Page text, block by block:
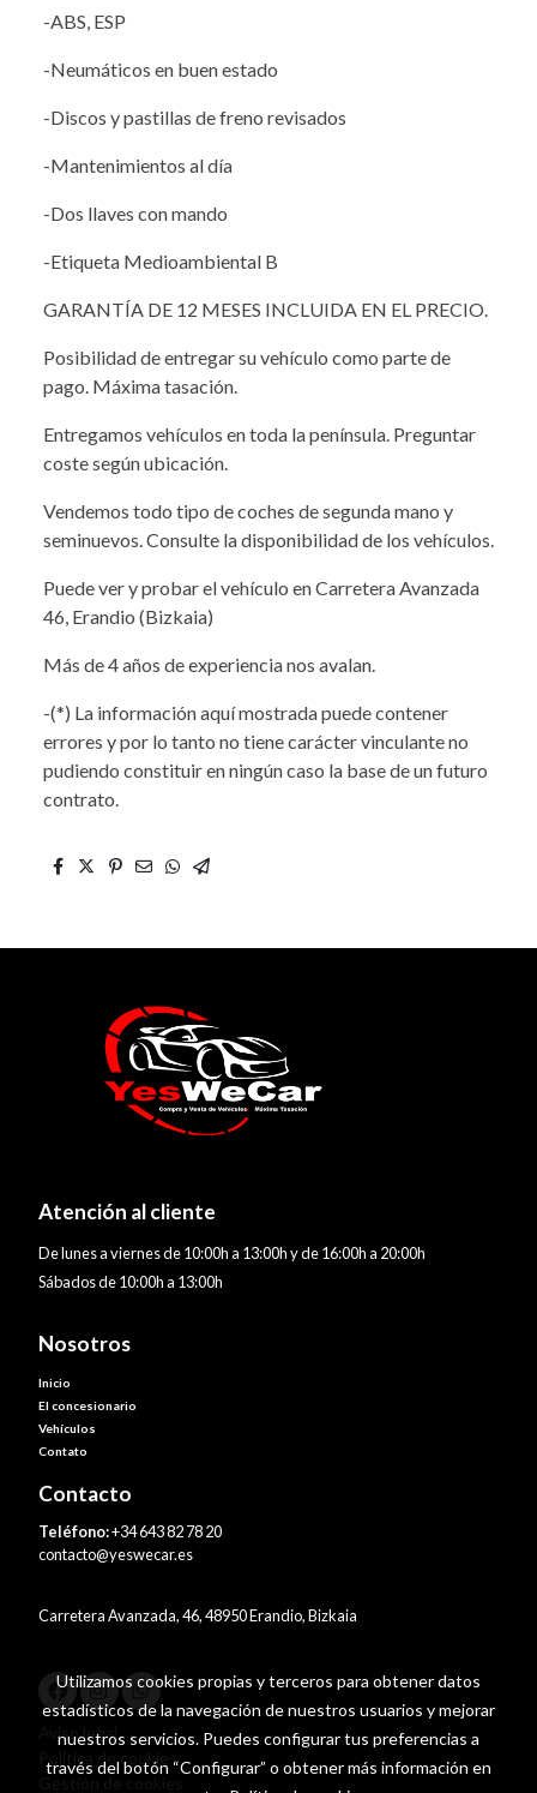
-ABS, ESP
-Neumáticos en buen estado
-Discos y pastillas de freno revisados
-Mantenimientos al día
-Dos llaves con mando
-Etiqueta Medioambiental B
GARANTÍA DE 12 MESES INCLUIDA EN EL PRECIO.
Posibilidad de entregar su vehículo como parte de
pago. Máxima tasación.
Entregamos vehículos en toda la península. Preguntar
coste según ubicación.
Vendemos todo tipo de coches de segunda mano y
seminuevos. Consulte la disponibilidad de los vehículos.
Puede ver y probar el vehículo en Carretera Avanzada
46, Erandio (Bizkaia)
Más de 4 años de experiencia nos avalan.
-(*) La información aquí mostrada puede contener
errores y por lo tanto no tiene carácter vinculante no
pudiendo constituir en ningún caso la base de un futuro
contrato.
Atención al cliente
De lunes a viernes de 10:00h a 13:00h y de 16:00h a 20:00h
Sábados de 10:00h a 13:00h
Nosotros
Inicio
El concesionario
Vehículos
Contato
Contacto
Teléfono:+34 643 82 78 20
contacto@yeswecar.es
Carretera Avanzada, 46, 48950 Erandio, Bizkaia
Aviso legal
Política de cookies
Utilizamos cookies propias y terceros para obtener datos
estadísticos de la navegación de nuestros usuarios y mejorar
nuestros servicios. Puedes configurar tus preferencias a
través del botón “Configurar” o obtener más información en